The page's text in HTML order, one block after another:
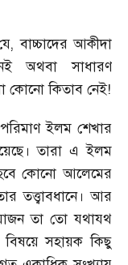
,বাচ্চাদের আকীদা
অথবা সাধারণ
কোনো কিতাব নেই!
ইলম শেখার
তারা এ ইলম
কোনো আলেমের
তত্ত্বাবধানে। আর
তা তো যথাযথ
সহায়ক কিছু